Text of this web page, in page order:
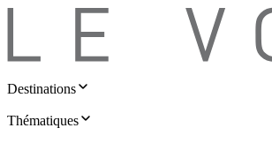
Destinations
Thématiques